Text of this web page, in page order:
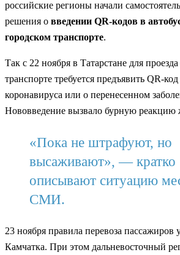
российские регионы начали
решения о введении QR-кодов в
городском транспорте.
Так с 22 ноября в Татарстане для
транспорте требуется предъявить QR-
коронавируса или о перенесенном
Нововведение вызвало бурную реакцию
«Пока не штрафуют, но
высаживают», — кратко
описывают ситуацию
СМИ.
23 ноября правила перевоза пассажиров
Камчатка. При этом дальневосточный